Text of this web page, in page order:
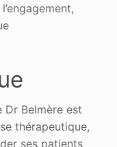
Dr Belmère est
thérapeutique,
ses patients